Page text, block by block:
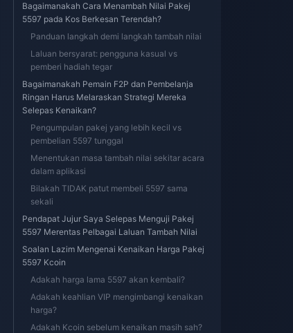
RM 114.08
RM 187.89
Beli Sekarang
RM 57.06
RM 93.98
Beli Sekarang
RM 28.53
Bagaimanakah Cara Menambah Nilai Pakej
5597 pada Kos Berkesan Terendah?
Panduan langkah demi langkah tambah nilai
Laluan bersyarat: pengguna kasual vs
pemberi hadiah tegar
Bagaimanakah Pemain F2P dan Pembelanja
Ringan Harus Melaraskan Strategi Mereka
Selepas Kenaikan?
Pengumpulan pakej yang lebih kecil vs
pembelian 5597 tunggal
Menentukan masa tambah nilai sekitar acara
dalam aplikasi
Bilakah TIDAK patut membeli 5597 sama
sekali
Pendapat Jujur Saya Selepas Menguji Pakej
5597 Merentas Pelbagai Laluan Tambah Nilai
Soalan Lazim Mengenai Kenaikan Harga Pakej
5597 Kcoin
Adakah harga lama 5597 akan kembali?
Adakah keahlian VIP mengimbangi kenaikan
harga?
Adakah Kcoin sebelum kenaikan masih sah?